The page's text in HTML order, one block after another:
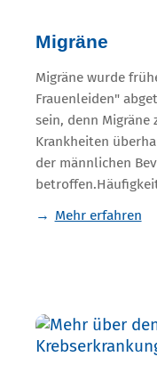
Migräne
Migräne wurde
Frauenleiden"
sein, denn
Krankheiten
der männlichen
Mehr erfahren